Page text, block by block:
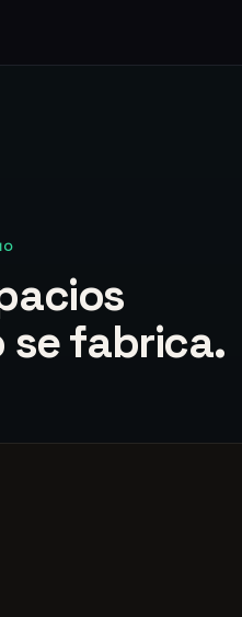
fabrica.